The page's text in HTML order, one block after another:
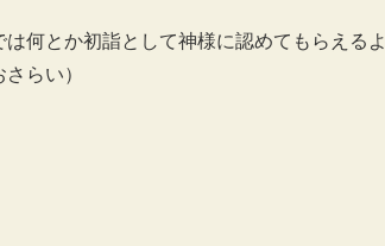
何とか初詣として神様に認めてもらえるよ
らい）